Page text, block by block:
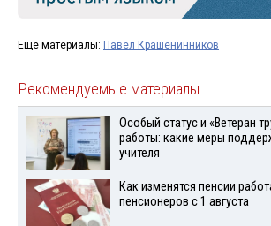
Ещё материалы: Павел Крашенинников
Рекомендуемые материалы
Особый статус и «Ветеран
работы: какие меры
учителя
Как изменятся пенсии
пенсионеров с 1 августа